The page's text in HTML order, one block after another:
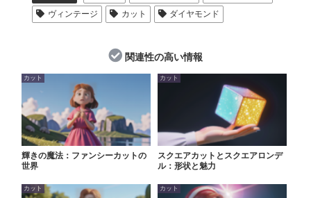
ヴィンテージ
カット ダイヤモンド
関連性の高い情報
カット
輝きの魔法：ファンシーカットの
世界
カット
スクエアカットとスクエアロンデ
ル：形状と魅力
カット カット